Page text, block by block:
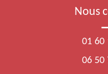
Nous
01 60
06 50